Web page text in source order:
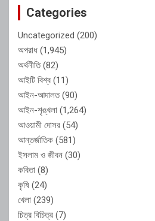
Categories
Uncategorized (200)
অপরাধ (1,945)
অর্থনীতি(82)
আইটি বিশ্ব (11)
আইন-আদালত(90)
আইন-শৃঙ্খলা (1,264)
আওয়ামী দোসর (54)
আন্তর্জাতিক (581)
ইসলাম ও জীবন (30)
কবিতা (8)
কৃষি (24)
খেলা (239)
চিত্র বিচিত্র (7)